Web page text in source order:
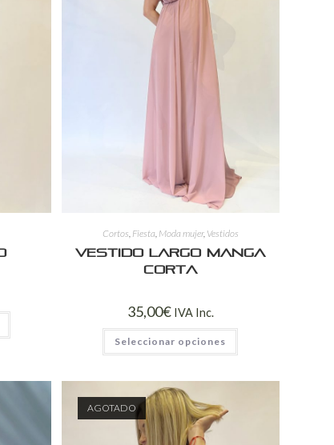
Cortos Fiesta Moda mujer, Vestidos
vestido largo manga
corta
35,00€ IVA Inc.
Seleccionar opciones
AGOTADO